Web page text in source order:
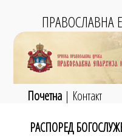
ПРАВОСЛАВНА
Почетна| Контакт
РАСПОРЕД